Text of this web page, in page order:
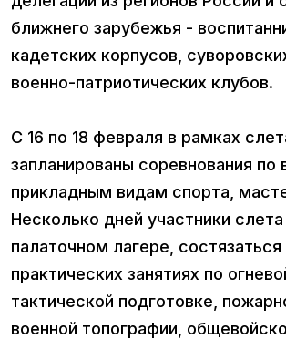
ближнего зарубежья -
кадетских корпусов,
военно-патриотических клубов.
С 16 по 18 февраля в рамках
запланированы соревнования по
прикладным видам спорта,
Несколько дней участники
палаточном лагере, состязаться
практических занятиях по
тактической подготовке,
военной топографии,